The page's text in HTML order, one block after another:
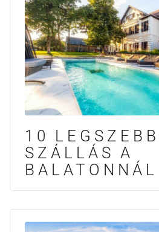
10 LEGSZEBB
SZÁLLÁS A
BALATONNÁL